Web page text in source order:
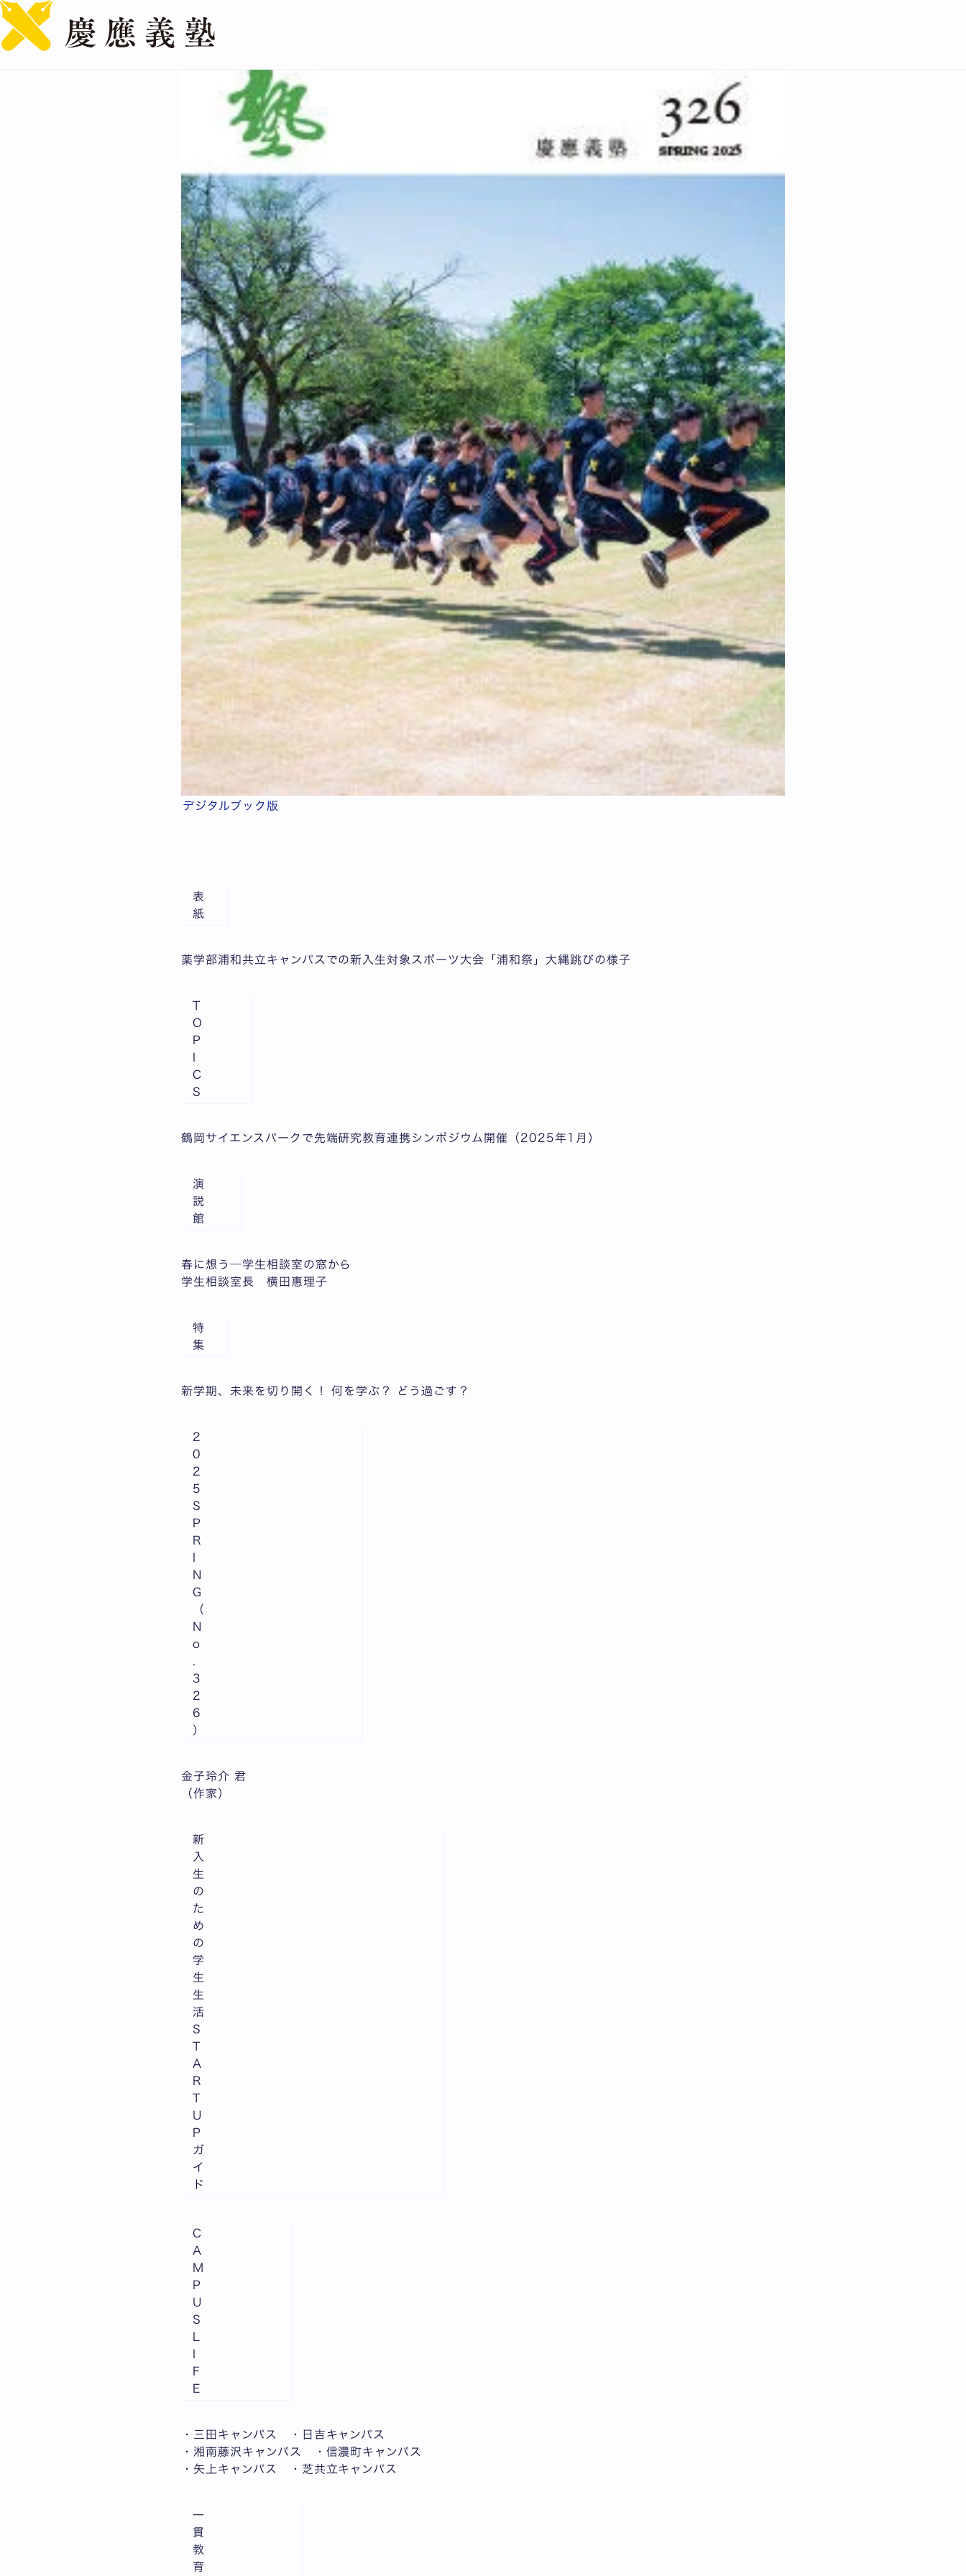
[塾] 2025 SPRING（No.326）
デジタルブック版
表
紙
薬学部浦和共立キャンパスでの新入生対象スポーツ大会「浦和祭」大縄跳びの様子
T
O
P
C
S
鶴岡サイエンスパークで先端研究教育連携シンポジウム開催（2025年1月）
演
説
館
春に想う─学生相談室の窓から
学生相談室長 横田惠理子
特
集
新学期、未来を切り開く！ 何を学ぶ？ どう過ごす？
2
0
2
5
S
P
R
N
G
（
N
o
3
2
6
）
金子玲介 君
（作家）
新
入
生
の
た
め
の
学
生
生
活
S
T
A
R
T
U
P
ガ
イ
ド
C
A
M
P
U
S
F
E
・三田キャンパス ・日吉キャンパス
・湘南藤沢キャンパス ・信濃町キャンパス
・矢上キャンパス ・芝共立キャンパス
一
貫
教
育